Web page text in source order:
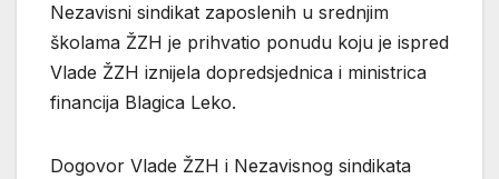
Nezavisni sindikat zaposlenih u srednjim
školama ŽZH je prihvatio ponudu koju je ispred
Vlade ŽZH iznijela dopredsjednica i ministrica
financija Blagica Leko.
Dogovor Vlade ŽZH i Nezavisnog sindikata